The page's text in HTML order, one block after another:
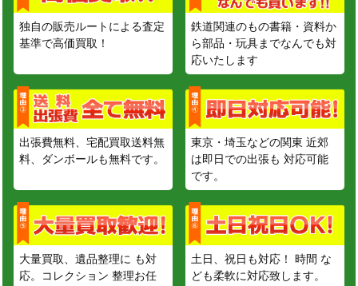
独自の販売ルートによる査定
基準で高価買取！
鉄道関連のもの書籍・資料か
ら部品・玩具までなんでも対
応いたします
出張費無料、宅配買取送料無
料、ダンボールも無料です。
東京・埼玉などの関東 近郊
は即日での出張も 対応可能
です。
大量買取、遺品整理に も対
応。コレクション 整理お任
土日、祝日も対応！ 時間 な
ども柔軟に対応致します。